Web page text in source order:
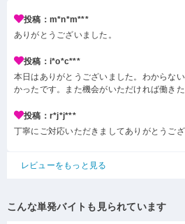
投稿：m*n*m***
ありがとうございました。
投稿：i*o*c***
本日はありがとうございました。わからな
かったです。また機会がいただければ働きた
投稿：r*j*j***
丁寧にご対応いただきましてありがとうご
レビューをもっと見る
こんな単発バイトも見られています